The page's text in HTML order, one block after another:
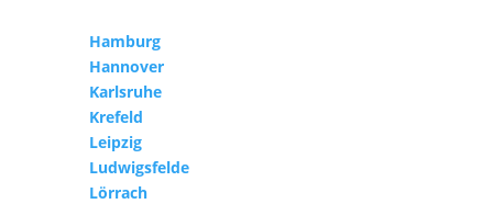
Hamburg
Hannover
Karlsruhe
Krefeld
Leipzig
Ludwigsfelde
Lörrach